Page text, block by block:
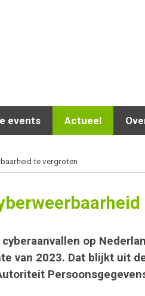
events Actueel
te vergroten
op
van 2023. Dat blijkt uit